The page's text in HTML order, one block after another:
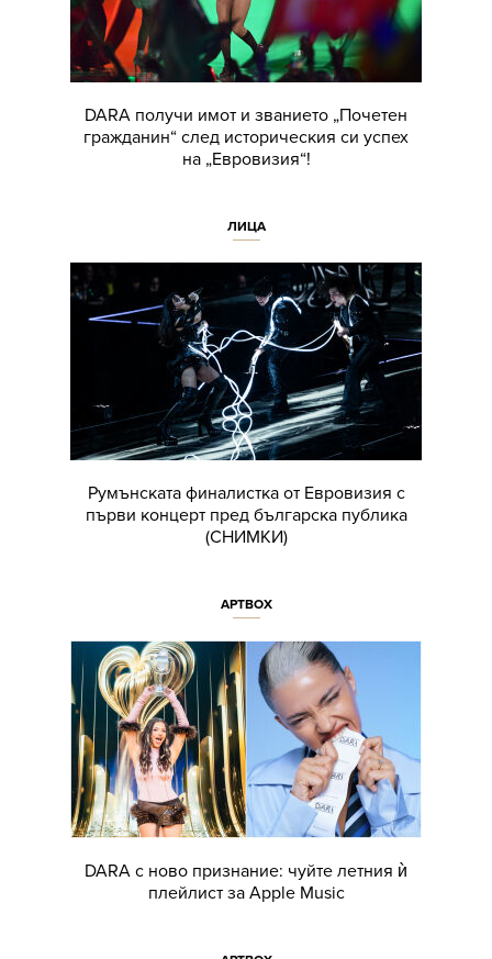
DARA получи имот и званието „Почетен
гражданин“ след историческия си успех
на „Евровизия“!
ЛИЦА
Румънската финалистка от Евровизия с
първи концерт пред българска публика
(СНИМКИ)
АРТBOX
DARA с ново признание: чуйте летния ѝ
плейлист за Apple Music